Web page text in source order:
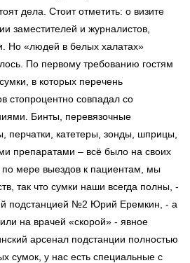
дела. Стоит отметить: о визите
заместителей и журналистов,
Но «людей в белых халатах»
По первому требованию гостям
в которых перечень
стопроцентно совпадал со
Бинты, перевязочные
перчатки, катетеры, зонды, шприцы,
препаратами – всё было на своих
по мере выездов к пациентам, мы
так что сумки наши всегда полны, -
подстанцией №2 Юрий Еремкин, - а
на врачей «скорой» - явное
арсенал подстанции полностью
сумок, у нас есть специальные с